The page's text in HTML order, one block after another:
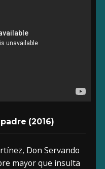
(2016)
Don Servando
mayor que insulta